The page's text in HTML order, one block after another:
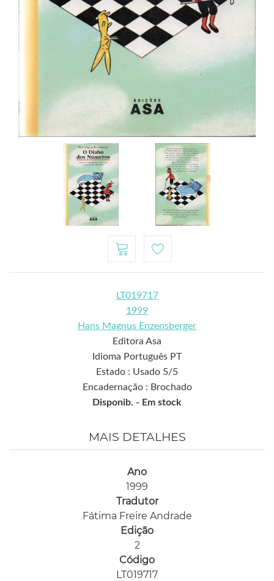
LT019717
1999
Hans Magnus Enzensberger
Editora Asa
Idioma Português PT
Estado : Usado 5/5
Encadernação : Brochado
Disponib. - Em stock
MAIS DETALHES
Ano
1999
Tradutor
Fátima Freire Andrade
Edição
2
Código
LT019717